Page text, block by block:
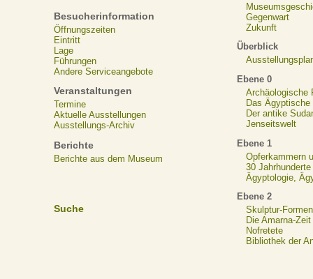
Besucherinformation
Öffnungszeiten
Eintritt
Lage
Führungen
Andere Serviceangebote
Veranstaltungen
Termine
Aktuelle Ausstellungen
Ausstellungs-Archiv
Berichte
Berichte aus dem Museum
Suche
Gegenwart
Zukunft
Überblick
Ebene 0
Archäologische
Das Ägyptische
Der antike
Jenseitswelt
Ebene 1
Opferkammern
30
Ägyptologie,
Ebene 2
Skulptur-Formen
Die Amarna-Zeit
Nofretete
Bibliothek der